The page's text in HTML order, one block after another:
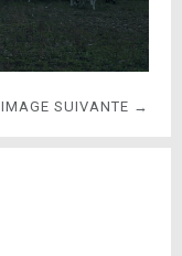
IMAGE SUIVANTE →